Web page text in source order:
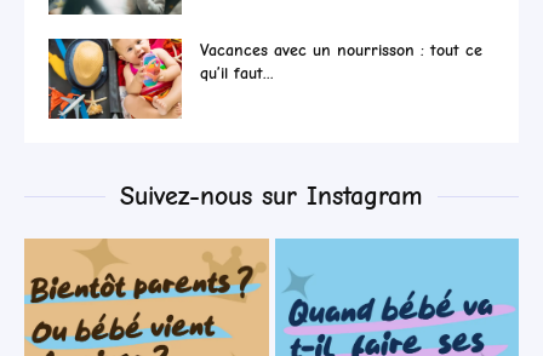
Vacances avec un nourrisson : tout ce
qu’il faut...
Suivez-nous sur Instagram